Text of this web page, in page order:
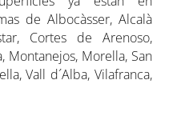
de Albocàsser, Alcalà
Cortes de Arenoso,
Montanejos, Morella, San
Vall d´Alba, Vilafranca,